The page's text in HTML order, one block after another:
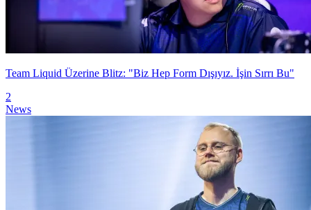
Team Liquid Üzerine Blitz: "Biz Hep Form Dışıyız. İşin Sırrı Bu"
2
News